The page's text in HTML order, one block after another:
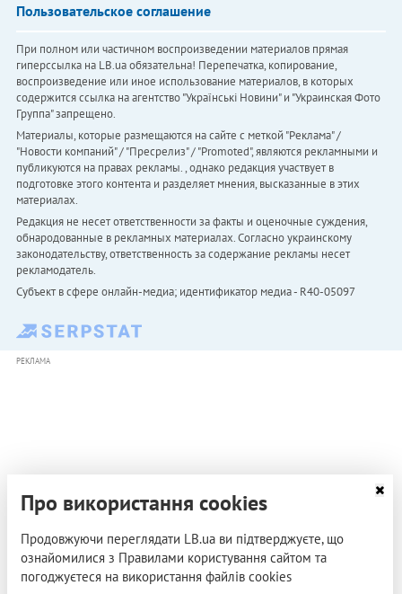
Пользовательское соглашение
При полном или частичном воспроизведении материалов прямая
гиперссылка на LB.ua обязательна! Перепечатка, копирование,
воспроизведение или иное использование материалов, в которых
содержится ссылка на агентство "Українськi Новини" и "Украинская Фото
Группа" запрещено.
Материалы, которые размещаются на сайте с меткой "Реклама" /
"Новости компаний" / "Пресрелиз" / "Promoted", являются рекламными и
публикуются на правах рекламы. , однако редакция участвует в
подготовке этого контента и разделяет мнения, высказанные в этих
материалах.
Редакция не несет ответственности за факты и оценочные суждения,
обнародованные в рекламных материалах. Согласно украинскому
законодательству, ответственность за содержание рекламы несет
рекламодатель.
Субъект в сфере онлайн-медиа; идентификатор медиа - R40-05097
РЕКЛАМА
Про використання cookies
Продовжуючи переглядати LB.ua ви підтверджуєте, що
ознайомилися з Правилами користування сайтом та
погоджуєтеся на використання файлів cookies